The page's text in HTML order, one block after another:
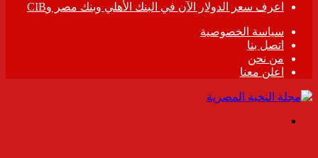
اعرف سعر الدولار الآن في البنك الأهلي وبنك مصر وCIB
سياسة الخصوصية
اتصل بنا
من نحن
اعلن معنا